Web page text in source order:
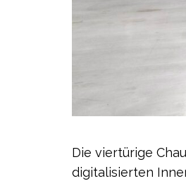
Die viertürige
digitalisierten